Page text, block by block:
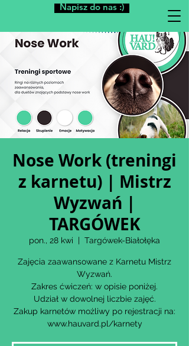
Napisz do nas :)
Nose Work (treningi
z karnetu) | Mistrz
Wyzwań |
TARGÓWEK
pon., 28 kwi
  |
Targówek-Białołęka
Zajęcia zaawansowane z Karnetu Mistrz
Wyzwań.
Zakres ćwiczeń: w opisie poniżej.
Udział w dowolnej liczbie zajęć.
Zakup karnetów możliwy po rejestracji na:
www.hauvard.pl/karnety